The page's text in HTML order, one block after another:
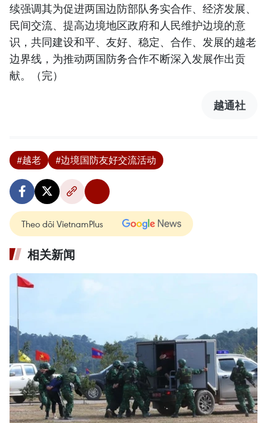
续强调其为促进两国边防部队务实合作、经济发展、
民间交流、提高边境地区政府和人民维护边境的意
识，共同建设和平、友好、稳定、合作、发展的越老
边界线，为推动两国防务合作不断深入发展作出贡
献。（完）
越通社
#越老 #边境国防友好交流活动
Theo dõi VietnamPlus
相关新闻